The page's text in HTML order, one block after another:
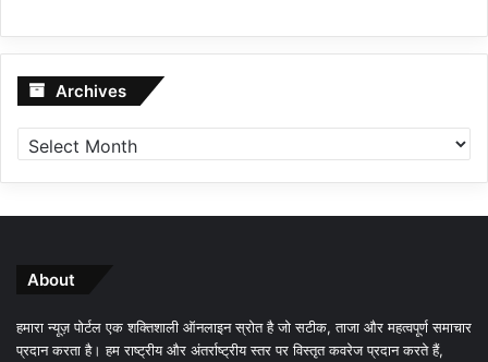
Archives Archives
About
हमारा न्यूज़ पोर्टल एक शक्तिशाली ऑनलाइन स्रोत है जो सटीक, ताजा और महत्वपूर्ण समाचार
प्रदान करता है। हम राष्ट्रीय और अंतर्राष्ट्रीय स्तर पर विस्तृत कवरेज प्रदान करते हैं,